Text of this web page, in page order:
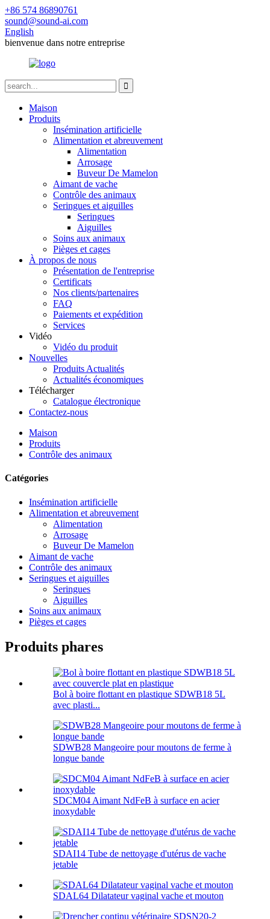
+86 574 86890761
sound@sound-ai.com
English
bienvenue dans notre entreprise
Maison
Produits
Insémination artificielle
Alimentation et abreuvement
Alimentation
Arrosage
Buveur De Mamelon
Aimant de vache
Contrôle des animaux
Seringues et aiguilles
Seringues
Aiguilles
Soins aux animaux
Pièges et cages
À propos de nous
Présentation de l'entreprise
Certificats
Nos clients/partenaires
FAQ
Paiements et expédition
Services
Vidéo
Vidéo du produit
Nouvelles
Produits Actualités
Actualités économiques
Télécharger
Catalogue électronique
Contactez-nous
Maison
Produits
Contrôle des animaux
Catégories
Insémination artificielle
Alimentation et abreuvement
Alimentation
Arrosage
Buveur De Mamelon
Aimant de vache
Contrôle des animaux
Seringues et aiguilles
Seringues
Aiguilles
Soins aux animaux
Pièges et cages
Produits phares
Bol à boire flottant en plastique SDWB18 5L
avec plasti...
SDWB28 Mangeoire pour moutons de ferme à
longue bande
SDCM04 Aimant NdFeB à surface en acier
inoxydable
SDAI14 Tube de nettoyage d'utérus de vache
jetable
SDAL64 Dilatateur vaginal vache et mouton